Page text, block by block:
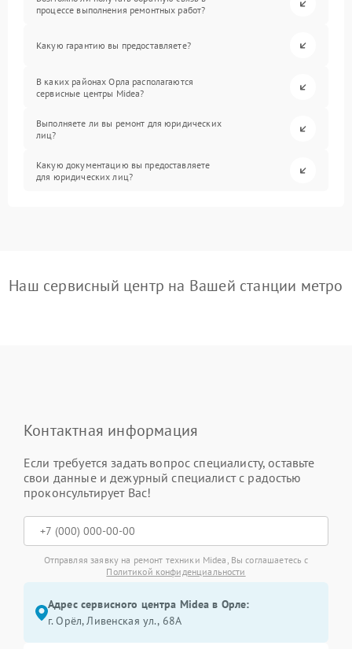
процессе выполнения ремонтных работ?
Какую гарантию вы предоставляете?
В каких районах Орла располагаются
сервисные центры Midea?
Выполняете ли вы ремонт для юридических
лиц?
Какую документацию вы предоставляете
для юридических лиц?
Наш сервисный центр на Вашей станции метро
Контактная информация
Если требуется задать вопрос специалисту, оставьте
свои данные и дежурный специалист с радостью
проконсультирует Вас!
Отправляя заявку на ремонт техники Midea, Вы соглашаетесь с
Политикой конфиденциальности
Адрес сервисного центра Midea в Орле:
г. Орёл, Ливенская ул., 68А